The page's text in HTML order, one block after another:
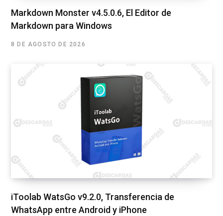
Markdown Monster v4.5.0.6, El Editor de
Markdown para Windows
8 DE AGOSTO DE 2026
iToolab WatsGo v9.2.0, Transferencia de
WhatsApp entre Android y iPhone